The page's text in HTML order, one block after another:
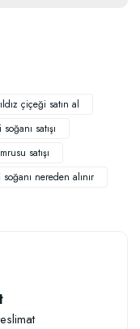
çiçeği satın al
satışı
satışı
soğanı nereden alınır